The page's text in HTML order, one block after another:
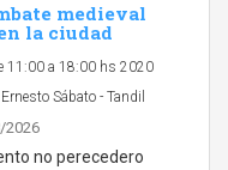
medieval
la ciudad
11:00 a 18:00 hs 2020
Sábato - Tandil
2026
no perecedero